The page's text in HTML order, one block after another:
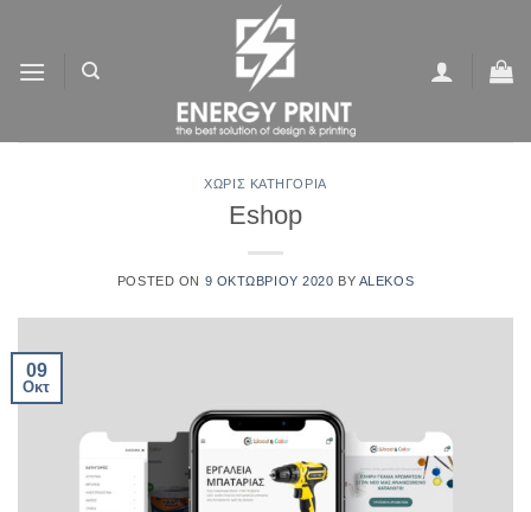
περιεχόμενο
ΧΩΡΊΣ ΚΑΤΗΓΟΡΊΑ
Eshop
POSTED ON 9 ΟΚΤΩΒΡΊΟΥ 2020 BY ALEKOS
09
Οκτ